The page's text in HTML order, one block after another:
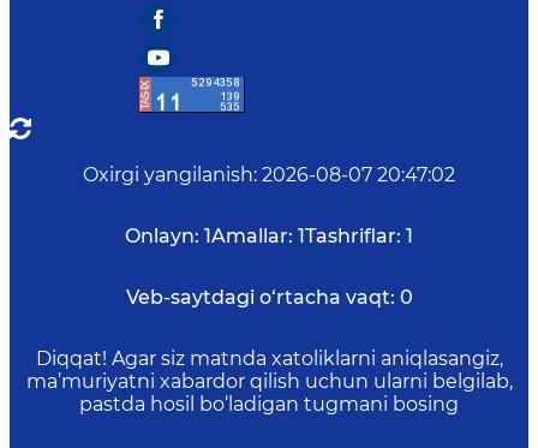
Oxirgi yangilanish: 2026-08-07 20:47:02
Onlayn: 1Amallar: 1Tashriflar: 1
Veb-saytdagi o‘rtacha vaqt: 0
Diqqat! Agar siz matnda xatoliklarni aniqlasangiz,
ma’muriyatni xabardor qilish uchun ularni belgilab,
pastda hosil bo‘ladigan tugmani bosing